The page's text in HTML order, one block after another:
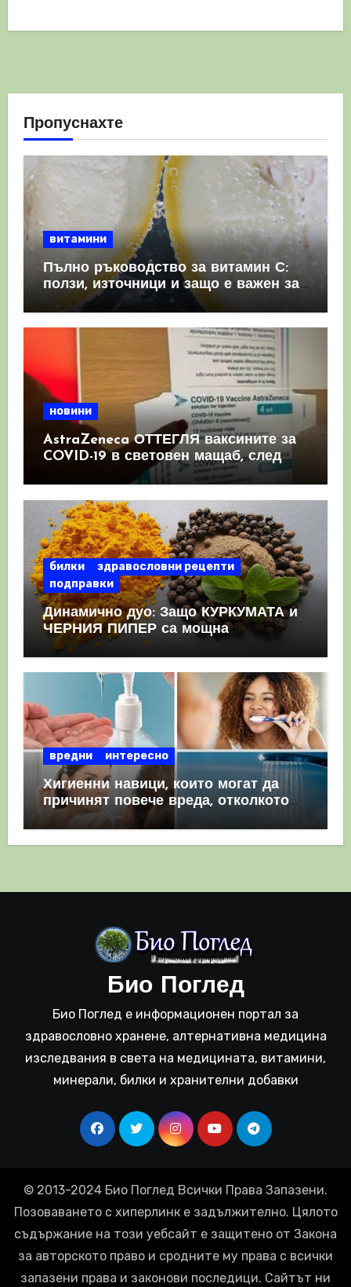
Пропуснахте
витамини
Пълно ръководство за витамин С:
ползи, източници и защо е важен за
имунната система
новини
AstraZeneca ОТТЕГЛЯ ваксините за
COVID-19 в световен мащаб, след
като призна, че те причиняват
билки
здравословни рецепти
подправки
Динамично дуо: Защо КУРКУМАТА и
ЧЕРНИЯ ПИПЕР са мощна
комбинация
вредни интересно
Хигиенни навици, които могат да
причинят повече вреда, отколкото
полза
Био Поглед
Био Поглед е информационен портал за
здравословно хранене, алтернативна медицина
изследвания в света на медицината, витамини,
минерали, билки и хранителни добавки
© 2013-2024 Био Поглед Всички Права Запазени.
Позоваването с хиперлинк е задължително. Цялото
съдържание на този уебсайт е защитено от Закона
за авторското право и сродните му права с всички
запазени права и законови последици. Сайтът ни